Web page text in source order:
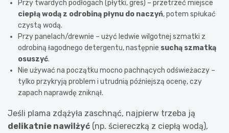
Przy twardych podłogach (płytki, gres) – przetrzeć miejsce
ciepłą wodą z odrobiną płynu do naczyń, potem spłukać
czystą wodą.
Przy panelach/drewnie – użyć ledwie wilgotnej szmatki z
odrobiną łagodnego detergentu, następnie suchą szmatką
osuszyć.
Nie używać na początku mocno pachnących odświeżaczy –
tylko przykryją problem i utrudnią późniejszą ocenę, czy
zapach naprawdę zniknął.
Jeśli plama zdążyła zaschnąć, najpierw trzeba ją
delikatnie nawilżyć (np. ściereczką z ciepłą wodą),